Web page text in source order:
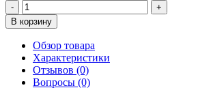
-
+
В корзину
Обзор товара
Характеристики
Отзывов (0)
Вопросы (0)